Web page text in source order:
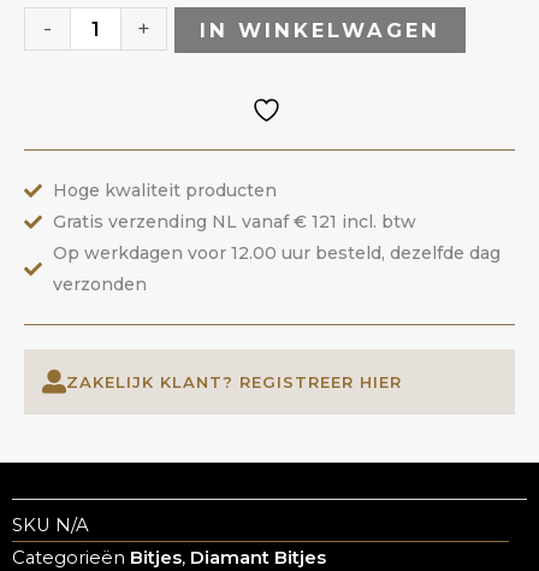
-
ANOLE
aantal
+ IN WINKELWAGEN
Hoge kwaliteit producten
Gratis verzending NL vanaf € 121 incl. btw
Op werkdagen voor 12.00 uur besteld, dezelfde dag
verzonden
ZAKELIJK KLANT? REGISTREER HIER
SKU N/A
Categorieën Bitjes, Diamant Bitjes